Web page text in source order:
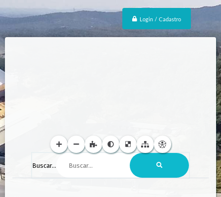
Login / Cadastro
Buscar...